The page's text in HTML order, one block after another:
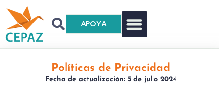
APOYA
Políticas de Privacidad
Fecha de actualización: 5 de julio 2024